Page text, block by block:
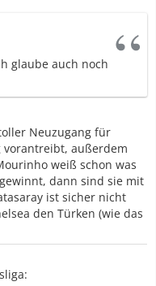
glaube auch noch
Neuzugang für
vorantreibt, außerdem
weiß schon was
dann sind sie mit
ist sicher nicht
den Türken (wie das